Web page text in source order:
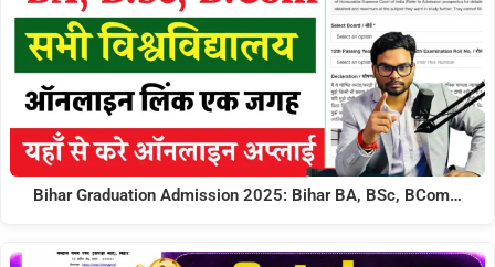
Bihar Graduation Admission 2025: Bihar BA, BSc, BCom…